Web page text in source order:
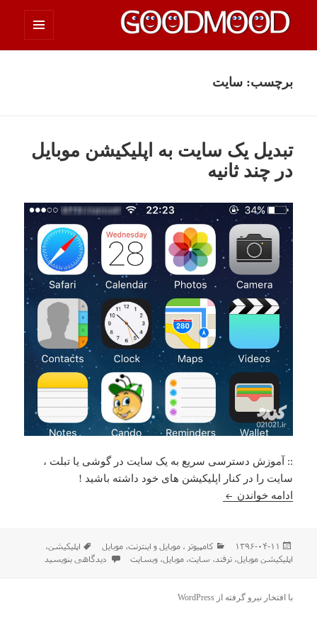
چیزای خووب مووب
برچسب:سایت
تبدیل یک سایت به اپلیکیشن موبایل
در چند ثانیه
:: آموزش دسترسی سریع به یک سایت در گوشی یا تبلت ،
سایت را در کنار اپلیکیشن های خود داشته باشید !
ادامه خواندن تبدیل یک سایت به اپلیکیشن موبایل در چند ثانیه
ارسال
شده
۱۳۹۶-۰۴-۱۱ دسته‌ها
كامپيوتر ، موبایل و اينترنت،موبایل برچسب‌ها
اپلیکیشن،
اپلیکیشن موبایل،ترفند، سایت،موبایل،وبسایت برای تبدیل یک سایت به
دیدگاهی بنویسید
با افتخار نیرو گرفته از WordPress